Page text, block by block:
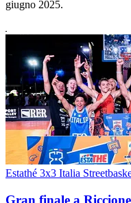
giugno 2025.
Estathé 3x3 Italia
Gran finale a